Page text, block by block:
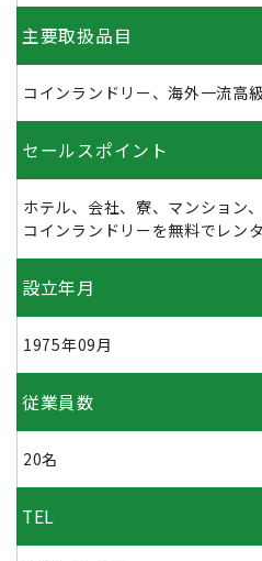
主要取扱品目
コインランドリー、海外一流高
セールスポイント
ホテル、会社、寮、マンション
コインランドリーを無料でレン
設立年月
1975年09月
従業員数
20名
TEL